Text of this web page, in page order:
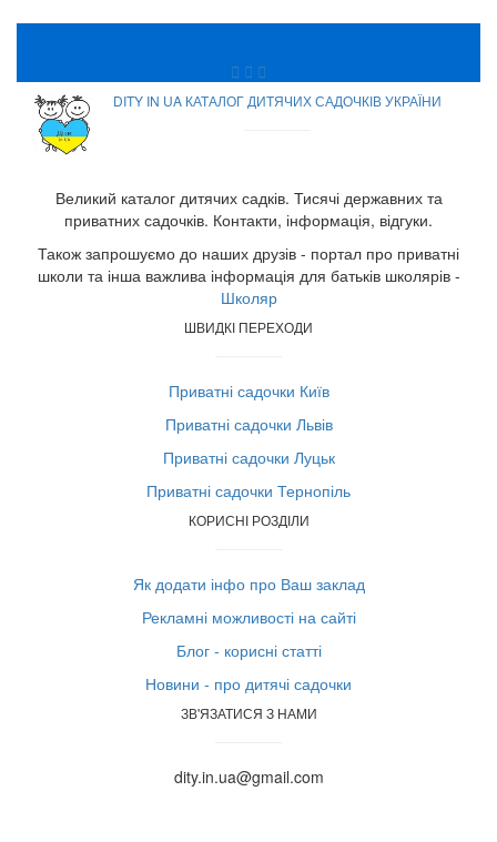
DITY IN UA КАТАЛОГ ДИТЯЧИХ САДОЧКІВ УКРАЇНИ
Великий каталог дитячих садків. Тисячі державних та
приватних садочків. Контакти, інформація, відгуки.
Також запрошуємо до наших друзів - портал про приватні
школи та інша важлива інформація для батьків школярів -
Школяр
ШВИДКІ ПЕРЕХОДИ
Приватні садочки Київ
Приватні садочки Львів
Приватні садочки Луцьк
Приватні садочки Тернопіль
КОРИСНІ РОЗДІЛИ
Як додати інфо про Ваш заклад
Рекламні можливості на сайті
Блог - корисні статті
Новини - про дитячі садочки
ЗВ'ЯЗАТИСЯ З НАМИ
dity.in.ua@gmail.com